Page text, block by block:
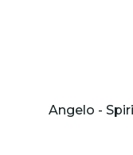
Angelo -